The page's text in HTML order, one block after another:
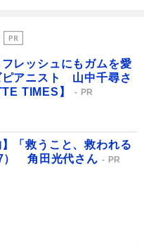
レッシュにもガムを愛
ピアニスト 山中千尋さ
TIMES】
PR
】「救うこと、救われる
） 角田光代さん
PR